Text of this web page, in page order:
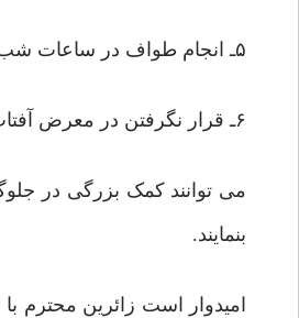
۵ـ انجام طواف در ساعات شب و یا صبح زود.
۶ـ قرار نگرفتن در معرض آفتاب در اثنای روز.
می توانند کمک بزرگی در
بنمایند.
امیدوار است زائرین محترم